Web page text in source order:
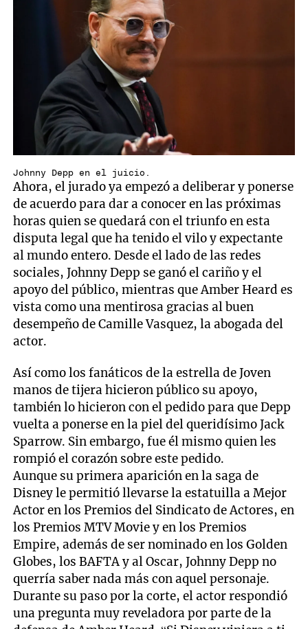
Johnny Depp en el juicio.
Ahora, el jurado ya empezó a deliberar y ponerse
de acuerdo para dar a conocer en las próximas
horas quien se quedará con el triunfo en esta
disputa legal que ha tenido el vilo y expectante
al mundo entero. Desde el lado de las redes
sociales, Johnny Depp se ganó el cariño y el
apoyo del público, mientras que Amber Heard es
vista como una mentirosa gracias al buen
desempeño de Camille Vasquez, la abogada del
actor.
Así como los fanáticos de la estrella de Joven
manos de tijera hicieron público su apoyo,
también lo hicieron con el pedido para que Depp
vuelta a ponerse en la piel del queridísimo Jack
Sparrow. Sin embargo, fue él mismo quien les
rompió el corazón sobre este pedido.
Aunque su primera aparición en la saga de
Disney le permitió llevarse la estatuilla a Mejor
Actor en los Premios del Sindicato de Actores, en
los Premios MTV Movie y en los Premios
Empire, además de ser nominado en los Golden
Globes, los BAFTA y al Oscar, Johnny Depp no
querría saber nada más con aquel personaje.
Durante su paso por la corte, el actor respondió
una pregunta muy reveladora por parte de la